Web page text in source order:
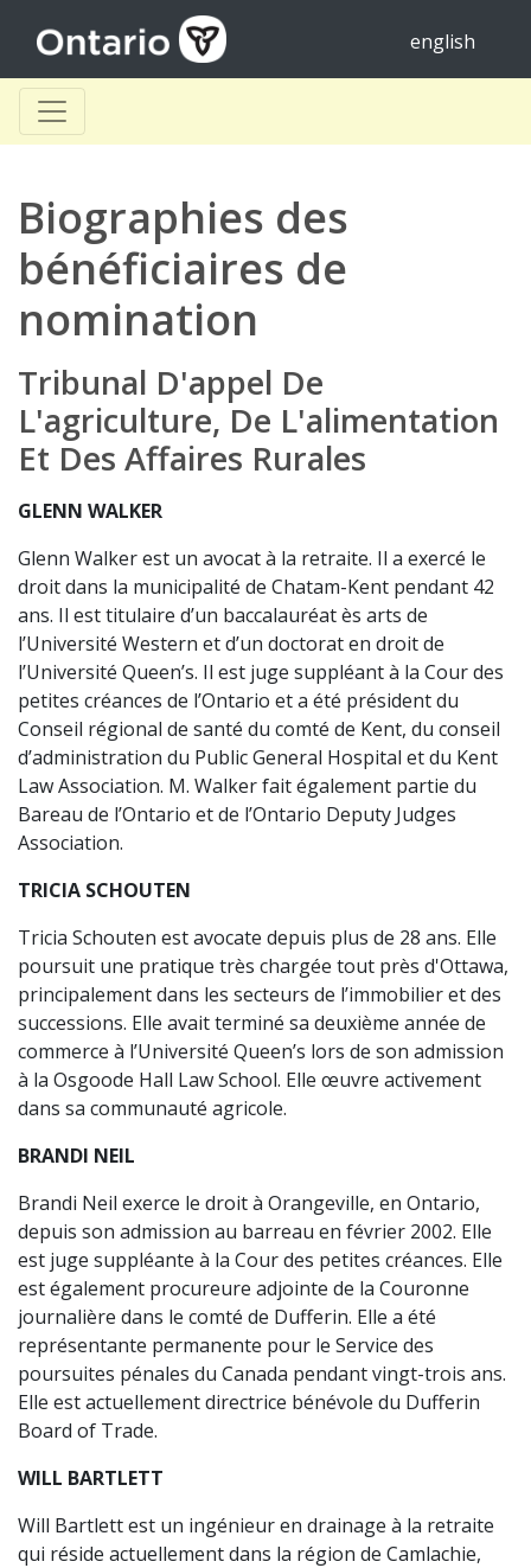
english
Biographies des
bénéficiaires de
nomination
Tribunal D'appel De
L'agriculture, De L'alimentation
Et Des Affaires Rurales
GLENN WALKER
Glenn Walker est un avocat à la retraite. Il a exercé le
droit dans la municipalité de Chatam-Kent pendant 42
ans. Il est titulaire d’un baccalauréat ès arts de
l’Université Western et d’un doctorat en droit de
l’Université Queen’s. Il est juge suppléant à la Cour des
petites créances de l’Ontario et a été président du
Conseil régional de santé du comté de Kent, du conseil
d’administration du Public General Hospital et du Kent
Law Association. M. Walker fait également partie du
Bareau de l’Ontario et de l’Ontario Deputy Judges
Association.
TRICIA SCHOUTEN
Tricia Schouten est avocate depuis plus de 28 ans. Elle
poursuit une pratique très chargée tout près d'Ottawa,
principalement dans les secteurs de l’immobilier et des
successions. Elle avait terminé sa deuxième année de
commerce à l’Université Queen’s lors de son admission
à la Osgoode Hall Law School. Elle œuvre activement
dans sa communauté agricole.
BRANDI NEIL
Brandi Neil exerce le droit à Orangeville, en Ontario,
depuis son admission au barreau en février 2002. Elle
est juge suppléante à la Cour des petites créances. Elle
est également procureure adjointe de la Couronne
journalière dans le comté de Dufferin. Elle a été
représentante permanente pour le Service des
poursuites pénales du Canada pendant vingt-trois ans.
Elle est actuellement directrice bénévole du Dufferin
Board of Trade.
WILL BARTLETT
Will Bartlett est un ingénieur en drainage à la retraite
qui réside actuellement dans la région de Camlachie,